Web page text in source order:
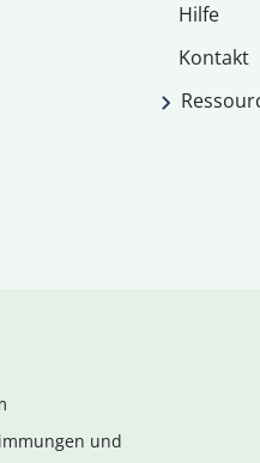
Hilfe
Kontakt
und